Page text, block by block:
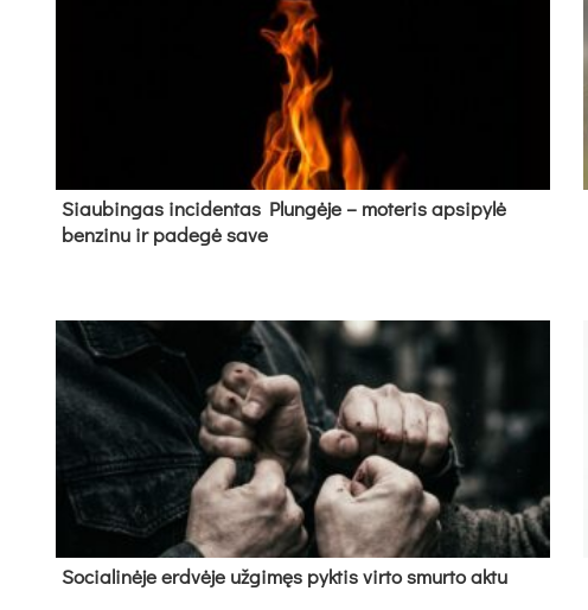
Siau­bin­gas in­ci­den­tas Plun­gė­je – mo­te­ris ap­si­py­lė
ben­zi­nu ir pa­de­gė sa­ve
So­cia­li­nė­je erd­vė­je už­gi­męs pyk­tis vir­to smur­to ak­tu